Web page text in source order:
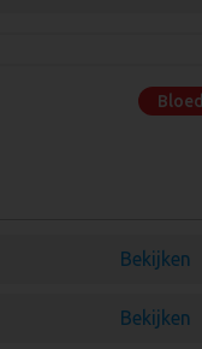
Bloed
Bekijken
Bekijken